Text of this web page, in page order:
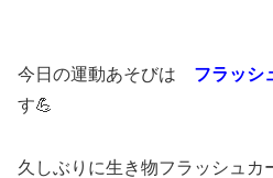
今日の運動あそびは フラッシ
す💪
久しぶりに生き物フラッシュカ